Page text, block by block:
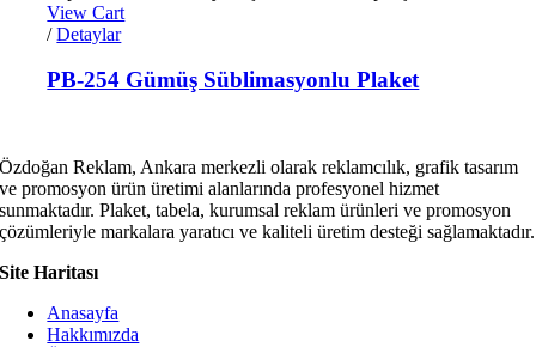
View Cart
/ Detaylar
PB-254 Gümüş Süblimasyonlu Plaket
Özdoğan Reklam, Ankara merkezli olarak reklamcılık, grafik tasarım
ve promosyon ürün üretimi alanlarında profesyonel hizmet
sunmaktadır. Plaket, tabela, kurumsal reklam ürünleri ve promosyon
çözümleriyle markalara yaratıcı ve kaliteli üretim desteği sağlamaktadır.
Site Haritası
Anasayfa
Hakkımızda